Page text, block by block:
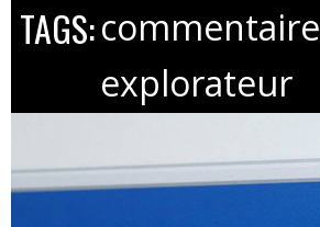
TAGS:commentaire
explorateur